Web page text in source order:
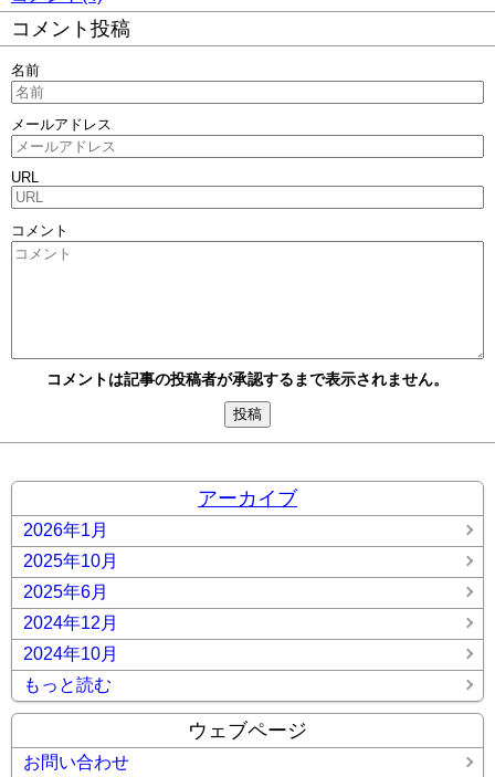
コメント投稿
名前
メールアドレス
URL
コメント
コメントは記事の投稿者が承認するまで表示されません。
アーカイブ
2026年1月
2025年10月
2025年6月
2024年12月
2024年10月
もっと読む
ウェブページ
お問い合わせ